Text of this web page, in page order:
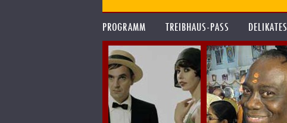
PROGRAMM TREIBHAUS-PASS